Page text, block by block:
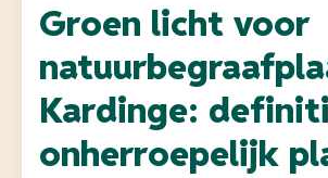
Groen licht voor
Kardinge:
onherroepelijk